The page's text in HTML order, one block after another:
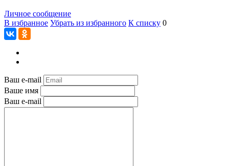
Личное сообщение
В избранное Убрать из избранного К списку 0
Ваш e-mail
Ваше имя
Ваш e-mail